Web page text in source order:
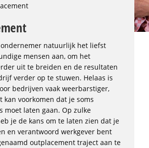
ondernemer natuurlijk het liefst
mensen aan, om het
uit te breiden en de resultaten
verder op te stuwen. Helaas is
bedrijven vaak weerbarstiger,
kan voorkomen dat je soms
moet laten gaan. Op zulke
je de kans om te laten zien dat je
en verantwoord werkgever bent
outplacement traject aan te